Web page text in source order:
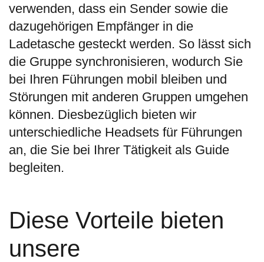
verwenden, dass ein Sender sowie die
dazugehörigen Empfänger in die
Ladetasche gesteckt werden. So lässt sich
die Gruppe synchronisieren, wodurch Sie
bei Ihren Führungen mobil bleiben und
Störungen mit anderen Gruppen umgehen
können. Diesbezüglich bieten wir
unterschiedliche Headsets für Führungen
an, die Sie bei Ihrer Tätigkeit als Guide
begleiten.
Diese Vorteile bieten
unsere